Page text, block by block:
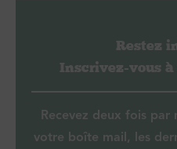
Restez
Inscrivez-vous
Recevez deux fois
votre boîte mail, les